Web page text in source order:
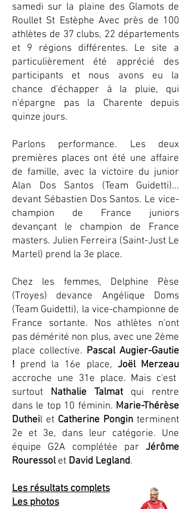
samedi sur la plaine des Glamots de
Roullet St Estèphe Avec près de 100
athlètes de 37 clubs, 22 départements
et 9 régions différentes. Le site a
particulièrement été apprécié des
participants et nous avons eu la
chance d'échapper à la pluie, qui
n'épargne pas la Charente depuis
quinze jours.
Parlons performance. Les deux
premières places ont été une affaire
de famille, avec la victoire du junior
Alan Dos Santos (Team Guidetti)...
devant Sébastien Dos Santos. Le vice-
champion de France juniors
devançant le champion de France
masters. Julien Ferreira (Saint-Just Le
Martel) prend la 3e place.
Chez les femmes, Delphine Pèse
(Troyes) devance Angélique Doms
(Team Guidetti), la vice-championne de
France sortante. Nos athlètes n'ont
pas démérité non plus, avec une 2ème
place collective. Pascal Augier-Gautie
! prend la 16e place, Joël Merzeau
accroche une 31e place. Mais c'est
surtout Nathalie Talmatqui rentre
dans le top 10 féminin. Marie-Thérèse
Dutheil et Catherine Pongin terminent
2e et 3e, dans leur catégorie. Une
équipe G2A complétée par Jérôme
Rouressolet David Legland.
Les résultats complets
Les photos